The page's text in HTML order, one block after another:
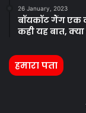
26 January, 2023
बॉयकॉट गैंग एक
कही यह बात,
हमारा पता